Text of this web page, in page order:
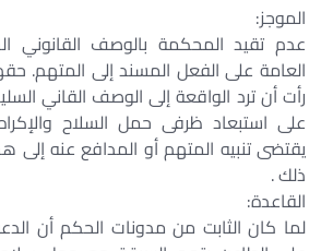
الموجز:
عدم تقيد المحكمة بالوصف القانوني
العامة على الفعل المسند إلى المتهم.
رأت أن ترد الواقعة إلى الوصف القاني
على استبعاد ظرفى حمل السلاح
يقتضى تنبيه المتهم أو المدافع عنه إلى
ذلك .
القاعدة:
لما كان الثابت من مدونات الحكم أن